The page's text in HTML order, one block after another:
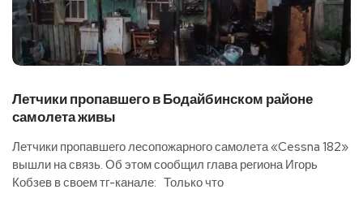
Летчики пропавшего в Бодайбинском районе
самолета живы
Летчики пропавшего лесопожарного самолета «Cessna 182»
вышли на связь. Об этом сообщил глава региона Игорь
Кобзев в своем тг-канале: Только что